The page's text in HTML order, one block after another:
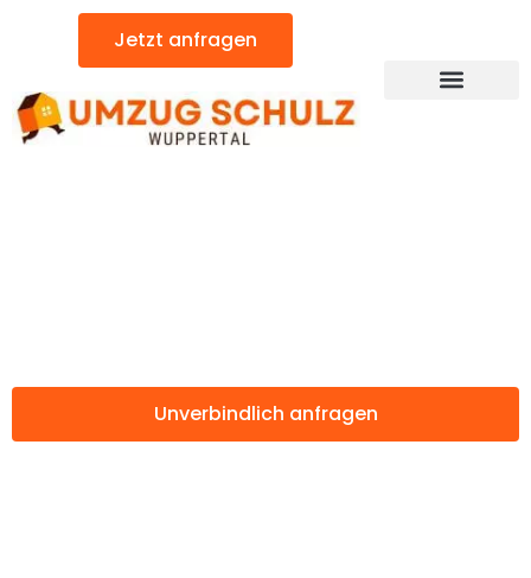
Jetzt anfragen
Unverbindlich anfragen